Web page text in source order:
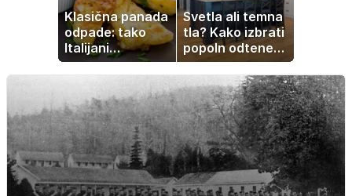
Klasična panada
odpade: tako
Italijani
pripravijo
slastne ocvrte
bučke
Svetla ali temna
tla? Kako izbrati
popoln odtenek
za vaš dom